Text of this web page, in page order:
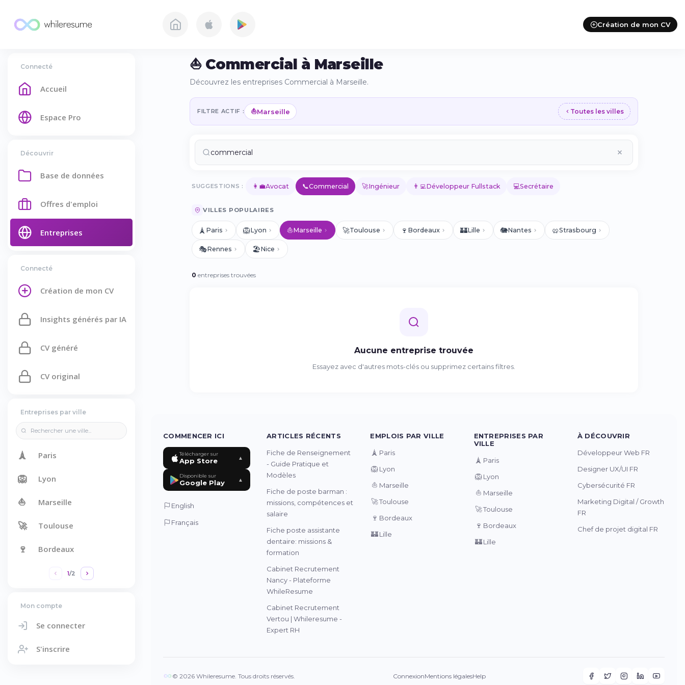
Création de mon CV
Connecté
Accueil
Espace Pro
Découvrir
Base de données
Offres d'emploi
Entreprises
Connecté
Création de mon CV
Insights générés par IA
CV généré
CV original
Entreprises par ville
🗼 Paris
🦁 Lyon
⛵ Marseille
🚀 Toulouse
🍷 Bordeaux
1/2
Mon compte
Se connecter
S'inscrire
⛵ Commercial à Marseille
Découvrez les entreprises Commercial à Marseille.
FILTRE ACTIF : ⛵Marseille Toutes les villes
SUGGESTIONS : 👩‍💼Avocat 📞Commercial 🚀Ingénieur 👨‍💻Développeur Fullstack 💻Secrétaire
VILLES POPULAIRES
🗼 Paris 🦁Lyon ⛵Marseille 🚀Toulouse 🍷 Bordeaux 🏰Lille 🐘Nantes 🥨Strasbourg
🎭Rennes 🏖️Nice
0 entreprises trouvées
Aucune entreprise trouvée
Essayez avec d'autres mots-clés ou supprimez certains filtres.
COMMENCER ICI
Télécharger sur
App Store ▲
Disponible sur
Google Play ▲
English
Français
ARTICLES RÉCENTS
Fiche de Renseignement
- Guide Pratique et
Modèles
Fiche de poste barman :
missions, compétences et
salaire
Fiche poste assistante
dentaire: missions &
formation
Cabinet Recrutement
Nancy - Plateforme
WhileResume
Cabinet Recrutement
Vertou | Whileresume -
Expert RH
EMPLOIS PAR VILLE
🗼 Paris
🦁 Lyon
⛵ Marseille
🚀Toulouse
🍷 Bordeaux
🏰Lille
ENTREPRISES PAR
VILLE
🗼 Paris
🦁 Lyon
⛵ Marseille
🚀Toulouse
🍷 Bordeaux
🏰 Lille
À DÉCOUVRIR
Développeur Web FR
Designer UX/UI FR
Cybersécurité FR
Marketing Digital / Growth
FR
Chef de projet digital FR
© 2026 Whileresume. Tous droits réservés. ConnexionMentions légalesHelp